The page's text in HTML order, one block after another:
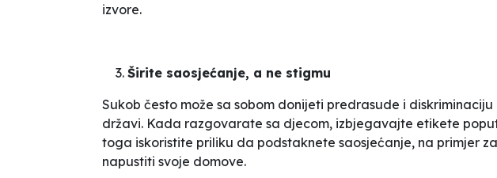
izvore.
Širite saosjećanje, a ne stigmu
Sukob često može sa sobom donijeti predrasude i
državi. Kada razgovarate sa djecom, izbjegavajte etikete
toga iskoristite priliku da podstaknete saosjećanje, na primjer
napustiti svoje domove.